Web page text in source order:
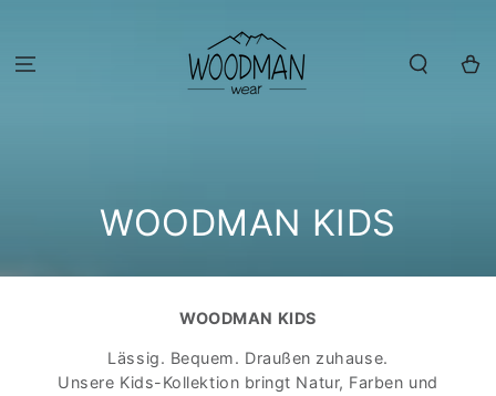
KOLLEKTION:
WOODMAN KIDS
WOODMAN KIDS
Lässig. Bequem. Draußen zuhause.
Unsere Kids-Kollektion bringt Natur, Farben und